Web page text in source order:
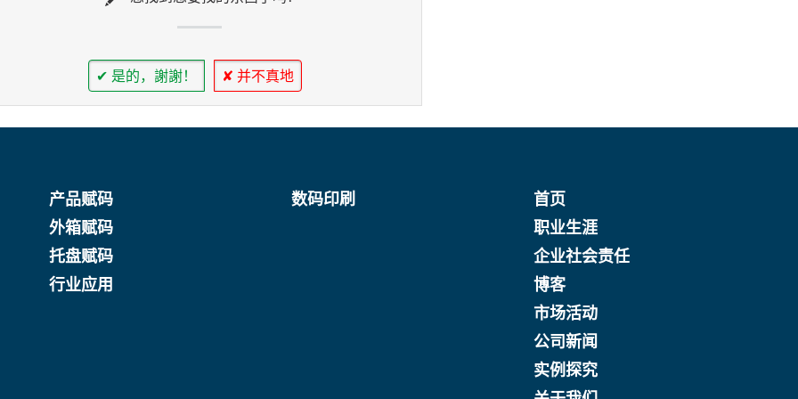
✔ 是的，謝謝！ ✘ 并不真地
产品赋码
外箱赋码
托盘赋码
行业应用
数码印刷
首页
职业生涯
企业社会责任
博客
市场活动
公司新闻
实例探究